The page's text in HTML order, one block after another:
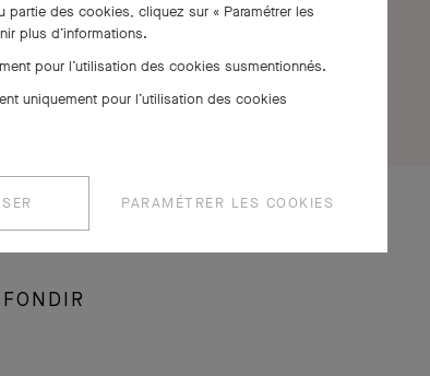
des cookies, cliquez sur « Paramétrer les
plus d’informations.
pour l’utilisation des cookies susmentionnés.
uniquement pour l’utilisation des cookies
PARAMÉTRER LES COOKIES